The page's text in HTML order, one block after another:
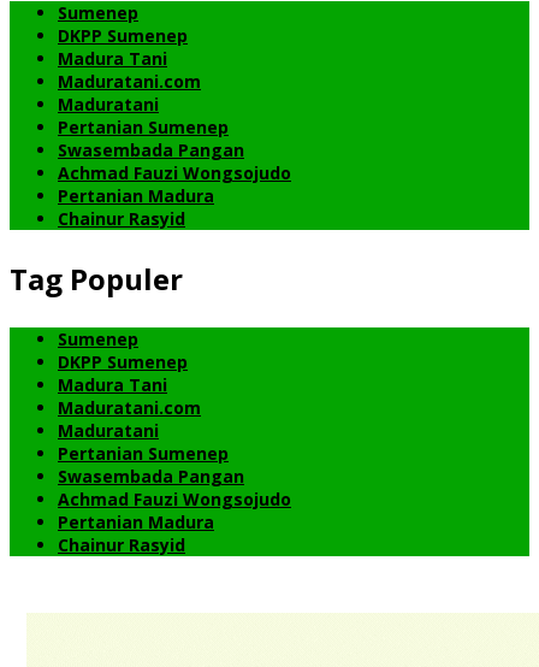
Sumenep
DKPP Sumenep
Madura Tani
Maduratani.com
Maduratani
Pertanian Sumenep
Swasembada Pangan
Achmad Fauzi Wongsojudo
Pertanian Madura
Chainur Rasyid
Tag Populer
Sumenep
DKPP Sumenep
Madura Tani
Maduratani.com
Maduratani
Pertanian Sumenep
Swasembada Pangan
Achmad Fauzi Wongsojudo
Pertanian Madura
Chainur Rasyid